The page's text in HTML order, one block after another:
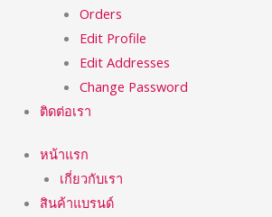
Orders
Edit Profile
Edit Addresses
Change Password
ติดต่อเรา
หน้าแรก
เกี่ยวกับเรา
สินค้าแบรนด์